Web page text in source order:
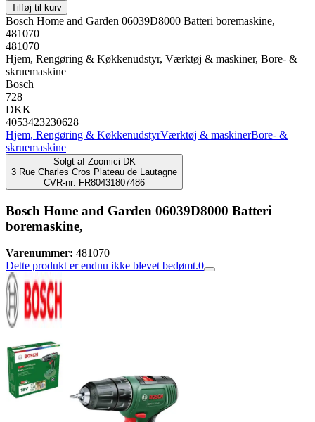
Tilføj til kurv
Bosch Home and Garden 06039D8000 Batteri boremaskine,
481070
481070
Hjem, Rengøring & Køkkenudstyr, Værktøj & maskiner, Bore- &
skruemaskine
Bosch
728
DKK
4053423230628
Hjem, Rengøring & KøkkenudstyrVærktøj & maskinerBore- &
skruemaskine
Solgt af Zoomici DK
3 Rue Charles Cros Plateau de Lautagne
CVR-nr: FR80431807486
Bosch Home and Garden 06039D8000 Batteri
boremaskine,
Varenummer: 481070
Dette produkt er endnu ikke blevet bedømt.0